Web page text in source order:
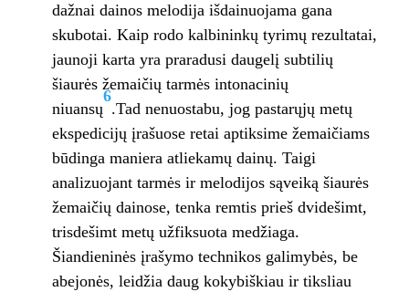
dažnai dainos melodija išdainuojama gana
skubotai. Kaip rodo kalbininkų tyrimų rezultatai,
jaunoji karta yra praradusi daugelį subtilių
šiaurės žemaičių tarmės intonacinių
niuansų
6
.Tad nenuostabu, jog pastarųjų metų
ekspedicijų įrašuose retai aptiksime žemaičiams
būdinga maniera atliekamų dainų. Taigi
analizuojant tarmės ir melodijos sąveiką šiaurės
žemaičių dainose, tenka remtis prieš dvidešimt,
trisdešimt metų užfiksuota medžiaga.
Šiandieninės įrašymo technikos galimybės, be
abejonės, leidžia daug kokybiškiau ir tiksliau